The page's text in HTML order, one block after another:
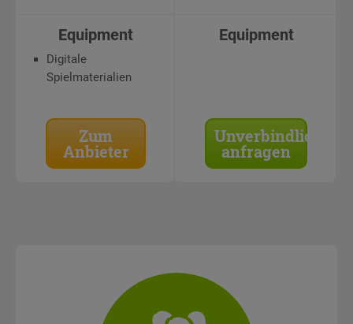
Equipment
Digitale
Spielmaterialien
Equipment
Zum
Anbieter
Unverbindlich
anfragen